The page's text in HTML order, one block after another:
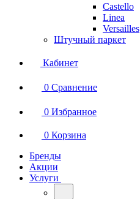
Castello
Linea
Versailles
Штучный паркет
Кабинет
0 Сравнение
0 Избранное
0 Корзина
Бренды
Акции
Услуги